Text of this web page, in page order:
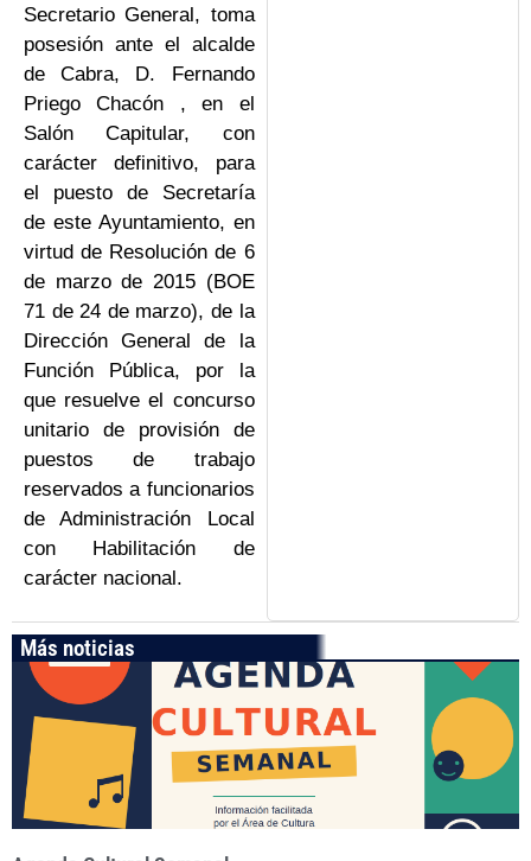
Secretario General, toma
posesión ante el alcalde
de Cabra, D. Fernando
Priego Chacón , en el
Salón Capitular, con
carácter definitivo, para
el puesto de Secretaría
de este Ayuntamiento, en
virtud de Resolución de 6
de marzo de 2015 (BOE
71 de 24 de marzo), de la
Dirección General de la
Función Pública, por la
que resuelve el concurso
unitario de provisión de
puestos de trabajo
reservados a funcionarios
de Administración Local
con Habilitación de
carácter nacional.
Más noticias